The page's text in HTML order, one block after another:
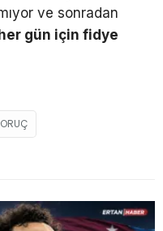
ve sonradan
gün için fidye
ORUÇ